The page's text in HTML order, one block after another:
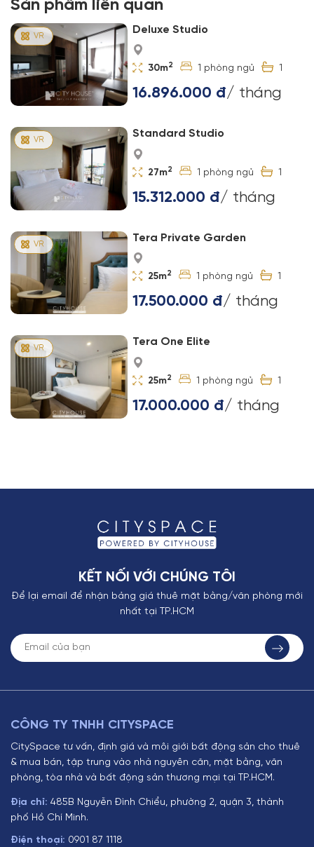
Sản phẩm liên quan
Deluxe Studio
30m2 1 1
16.896.000 đ/ tháng
Standard Studio
27m2 1 1
15.312.000 đ/ tháng
Tera Private Garden
25m2 1 1
17.500.000 đ/ tháng
Tera One Elite
25m2 1 1
17.000.000 đ/ tháng
KẾT NỐI VỚI CHÚNG TÔI
Để lại email để nhận bảng giá thuê mặt bằng/văn phòng mới
nhất tại TP.HCM
CÔNG TY TNHH CITYSPACE
CitySpace tư vấn, định giá và môi giới bất động sản cho thuê
& mua bán, tập trung vào nhà nguyên căn, mặt bằng, văn
phòng, tòa nhà và bất động sản thương mại tại TP.HCM.
Địa chỉ: 485B Nguyễn Đình Chiểu, phường 2, quận 3, thành
phố Hồ Chí Minh.
Điện thoại: 0901 87 1118